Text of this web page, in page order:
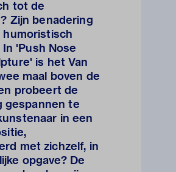
tot de
Zijn benadering
'Push Nose
is het Van
maal boven de
probeert de
gespannen te
in een
met zichzelf, in
opgave? De